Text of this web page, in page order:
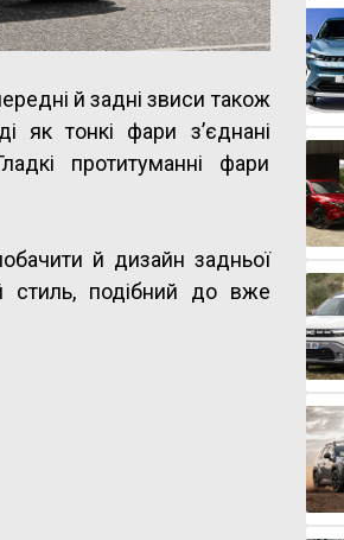
й задні звиси також
як тонкі фари з’єднані
протитуманні фари
й дизайн задньої
стиль, подібний до вже